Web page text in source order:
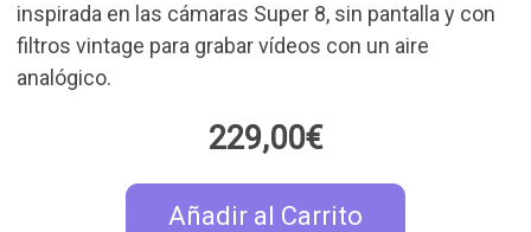
La Camp Snap CS-8 es una cámara de vídeo digital
inspirada en las cámaras Super 8, sin pantalla y con
filtros vintage para grabar vídeos con un aire